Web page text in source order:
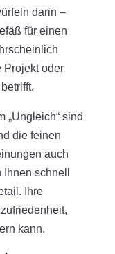
darin –
für einen
Projekt oder
„Ungleich“ sind
die feinen
auch
schnell
Ihre
kann.